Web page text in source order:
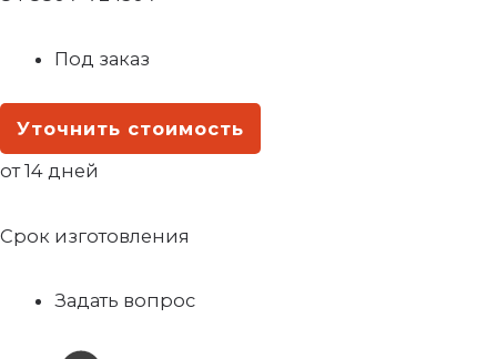
Под заказ
Уточнить стоимость
от 14 дней
Срок изготовления
Задать вопрос